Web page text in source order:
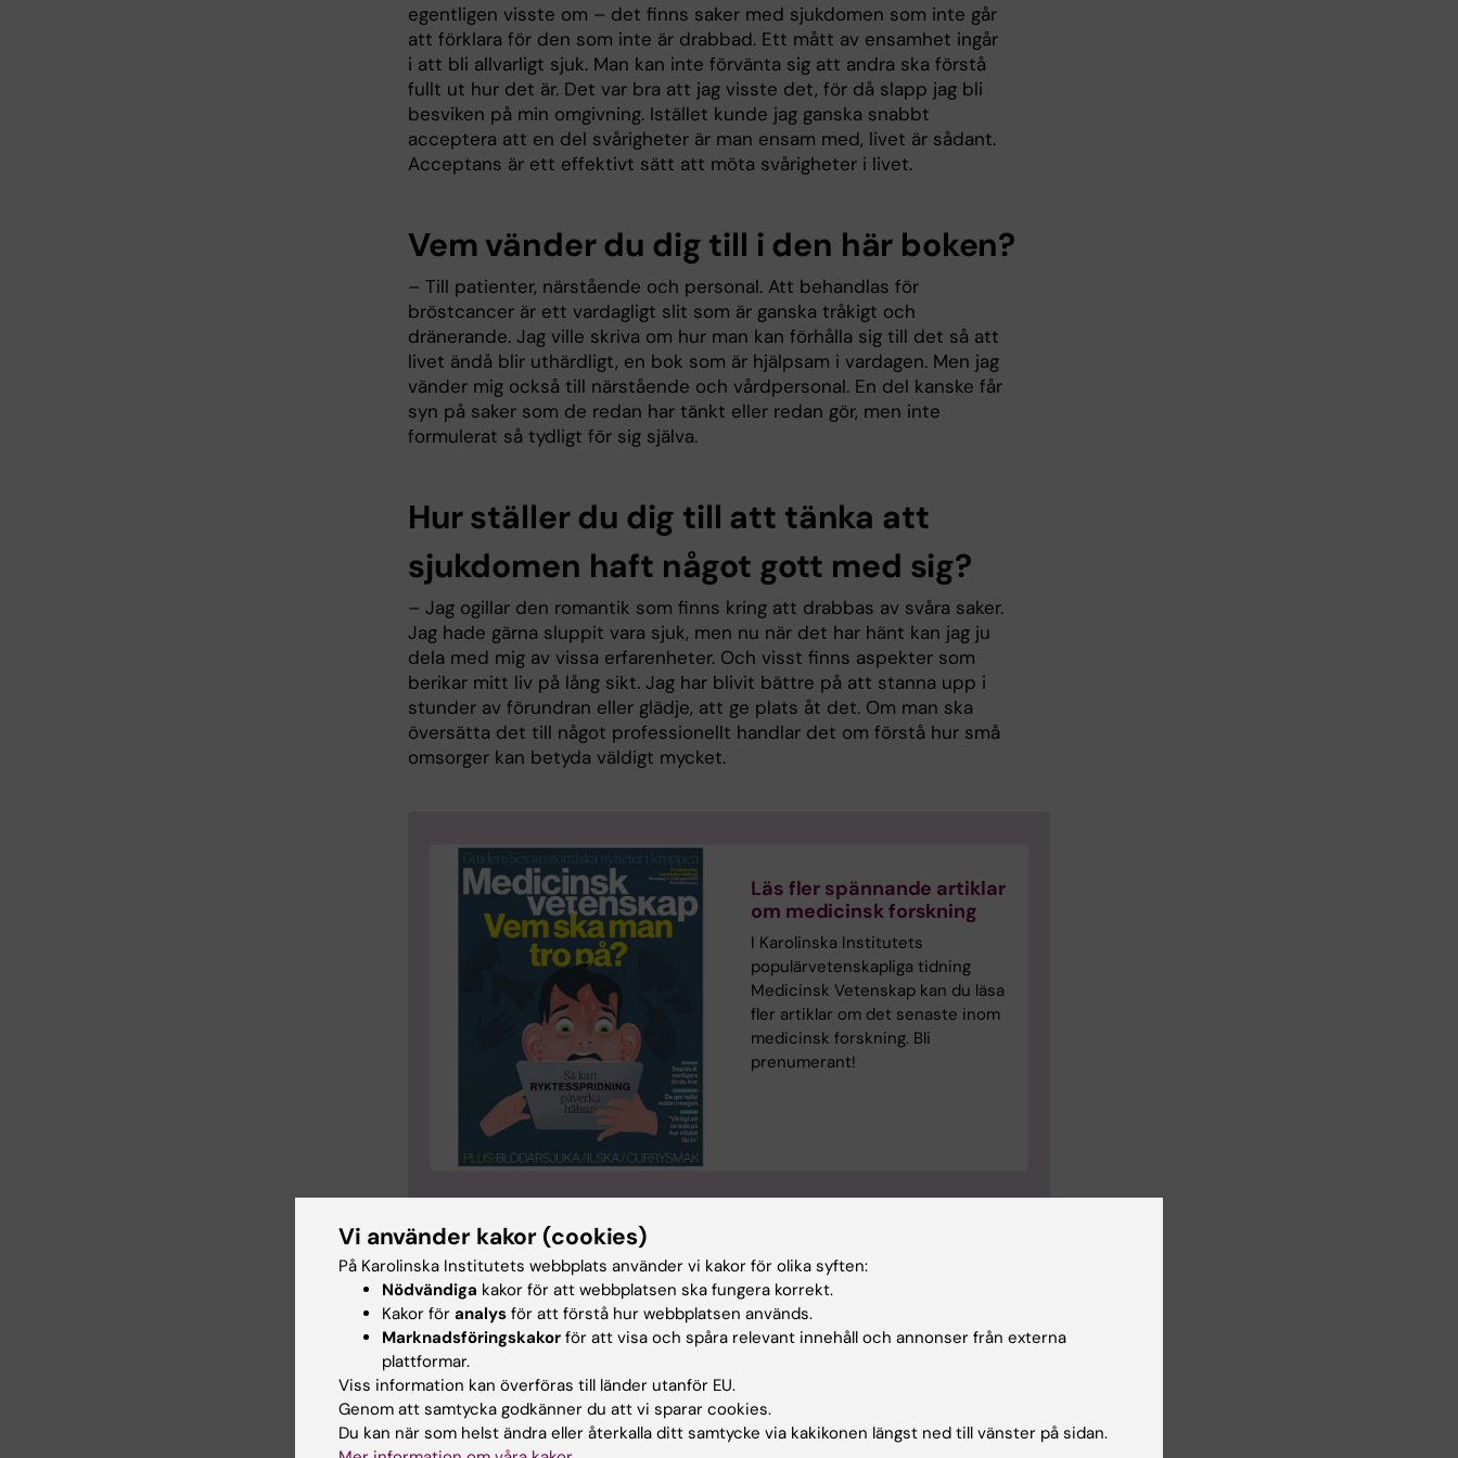
egentligen visste om – det finns saker med sjukdomen som inte går
att förklara för den som inte är drabbad. Ett mått av ensamhet ingår
i att bli allvarligt sjuk. Man kan inte förvänta sig att andra ska förstå
fullt ut hur det är. Det var bra att jag visste det, för då slapp jag bli
besviken på min omgivning. Istället kunde jag ganska snabbt
acceptera att en del svårigheter är man ensam med, livet är sådant.
Acceptans är ett effektivt sätt att möta svårigheter i livet.
Vem vänder du dig till i den här boken?
– Till patienter, närstående och personal. Att behandlas för
bröstcancer är ett vardagligt slit som är ganska tråkigt och
dränerande. Jag ville skriva om hur man kan förhålla sig till det så att
livet ändå blir uthärdligt, en bok som är hjälpsam i vardagen. Men jag
vänder mig också till närstående och vårdpersonal. En del kanske får
syn på saker som de redan har tänkt eller redan gör, men inte
formulerat så tydligt för sig själva.
Hur ställer du dig till att tänka att
sjukdomen haft något gott med sig?
– Jag ogillar den romantik som finns kring att drabbas av svåra saker.
Jag hade gärna sluppit vara sjuk, men nu när det har hänt kan jag ju
dela med mig av vissa erfarenheter. Och visst finns aspekter som
berikar mitt liv på lång sikt. Jag har blivit bättre på att stanna upp i
stunder av förundran eller glädje, att ge plats åt det. Om man ska
översätta det till något professionellt handlar det om förstå hur små
omsorger kan betyda väldigt mycket.
Läs fler spännande artiklar
om medicinsk forskning
I Karolinska Institutets
populärvetenskapliga tidning
Medicinsk Vetenskap kan du läsa
fler artiklar om det senaste inom
medicinsk forskning. Bli
prenumerant!
Tags
Tidskriften Medicinsk Vetenskap Bröstcancer
Cancer och onkologi
Uppdaterad av:
Vi använder kakor (cookies)
På Karolinska Institutets webbplats använder vi kakor för olika syften:
Nödvändiga kakor för att webbplatsen ska fungera korrekt.
Kakor för analys för att förstå hur webbplatsen används.
Marknadsföringskakor för att visa och spåra relevant innehåll och annonser från externa
plattformar.
Viss information kan överföras till länder utanför EU.
Genom att samtycka godkänner du att vi sparar cookies.
Du kan när som helst ändra eller återkalla ditt samtycke via kakikonen längst ned till vänster på sidan.